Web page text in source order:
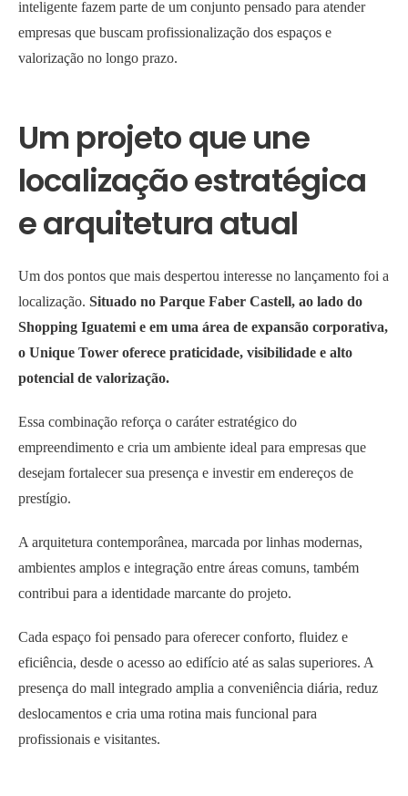
inteligente fazem parte de um conjunto pensado para atender
empresas que buscam profissionalização dos espaços e
valorização no longo prazo.
Um projeto que une
localização estratégica
e arquitetura atual
Um dos pontos que mais despertou interesse no lançamento foi a
localização. Situado no Parque Faber Castell, ao lado do
Shopping Iguatemi e em uma área de expansão corporativa,
o Unique Tower oferece praticidade, visibilidade e alto
potencial de valorização.
Essa combinação reforça o caráter estratégico do
empreendimento e cria um ambiente ideal para empresas que
desejam fortalecer sua presença e investir em endereços de
prestígio.
A arquitetura contemporânea, marcada por linhas modernas,
ambientes amplos e integração entre áreas comuns, também
contribui para a identidade marcante do projeto.
Cada espaço foi pensado para oferecer conforto, fluidez e
eficiência, desde o acesso ao edifício até as salas superiores. A
presença do mall integrado amplia a conveniência diária, reduz
deslocamentos e cria uma rotina mais funcional para
profissionais e visitantes.